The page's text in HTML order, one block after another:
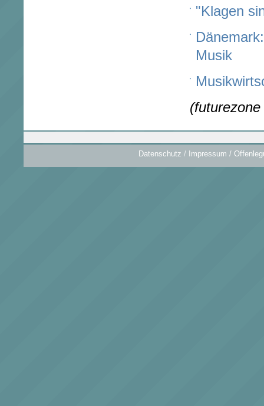
"Klagen
Musik
Datenschutz / Impressum /